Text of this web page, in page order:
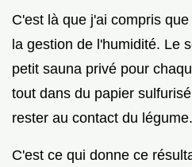
C'est là que j'ai compris
la gestion de l'humidité. Le
petit sauna privé pour
tout dans du papier
rester au contact du légume.
C'est ce qui donne ce